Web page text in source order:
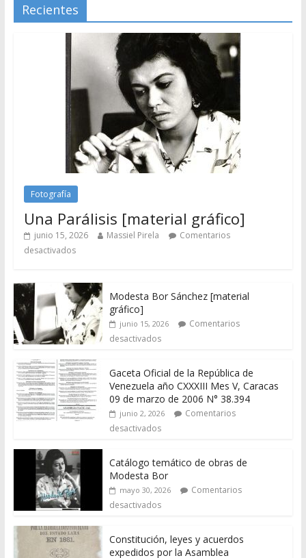
Recientes
Fotografía
Una Parálisis [material gráfico]
junio 15, 2026 Massiel Pirela
Comentarios
desactivados
Modesta Bor Sánchez [material
gráfico]
junio 15, 2026
Comentarios
desactivados
Gaceta Oficial de la República de
Venezuela año CXXXIII Mes V, Caracas
09 de marzo de 2006 N° 38.394
junio 2, 2026
Comentarios
desactivados
Catálogo temático de obras de
Modesta Bor
mayo 30, 2026
Comentarios
desactivados
Constitución, leyes y acuerdos
expedidos por la Asamblea